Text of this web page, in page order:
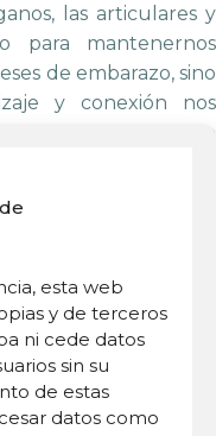
esta web
y de terceros
ni cede datos
sin su
de estas
datos como
las articulares y
para mantenernos
de embarazo, sino
y conexión nos
de todo lo
en la observación
a traspasar las
los miedos, la
gran poder que toda